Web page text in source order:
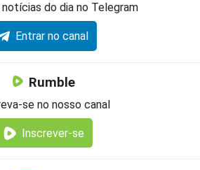
notícias do dia no Telegram
Entrar no canal
Rumble
se no nosso canal
Inscrever-se